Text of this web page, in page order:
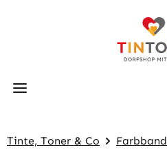
Tinte, Toner & Co Farbband